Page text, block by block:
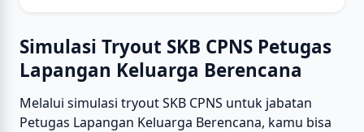
Simulasi Tryout SKB CPNS Petugas
Lapangan Keluarga Berencana
Melalui simulasi tryout SKB CPNS untuk jabatan
Petugas Lapangan Keluarga Berencana, kamu bisa